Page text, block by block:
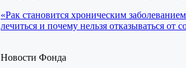
«Рак становится хроническим
лечиться и почему нельзя отказываться от
Новости Фонда